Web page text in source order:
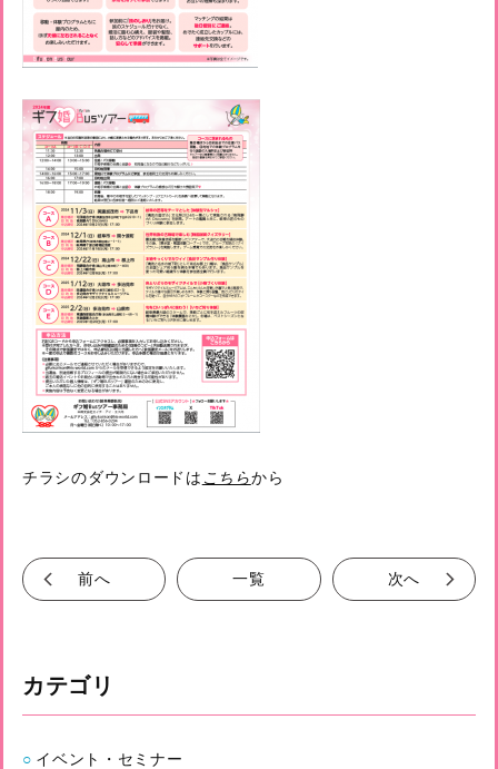
チラシのダウンロードは こちらから
前へ 一覧 次へ
カテゴリ
イベント・セミナー